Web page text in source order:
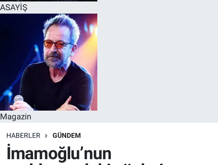
ASAYİŞ
Magazin
HABERLER GÜNDEM
İmamoğlu’nun